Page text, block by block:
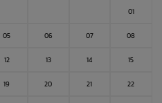
01
05 06 07 08
12 13 14 15
19 20 21 22